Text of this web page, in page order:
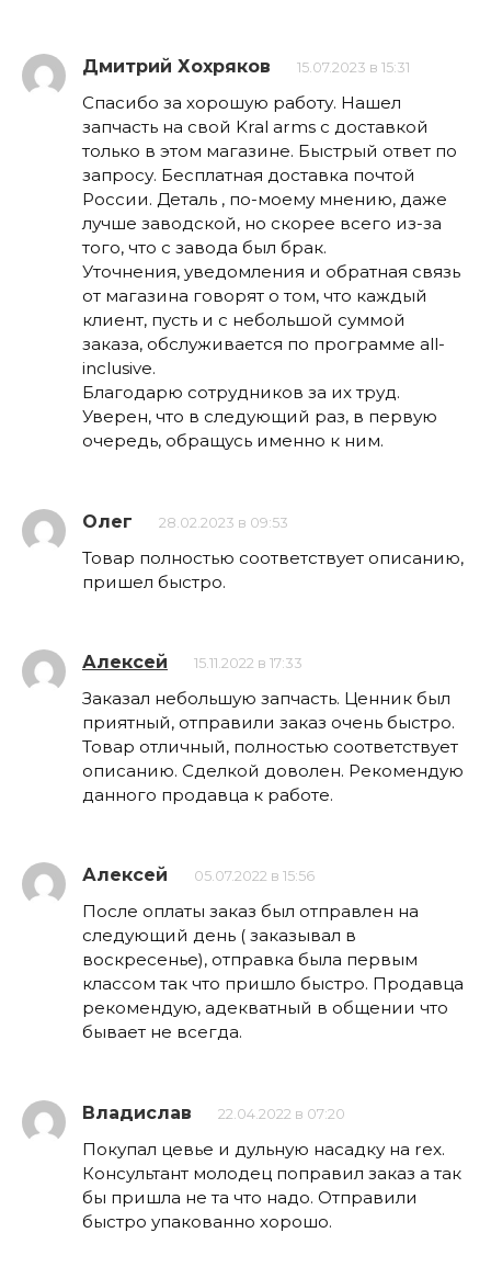
Дмитрий Хохряков 15.07.2023 в 15:31
Спасибо за хорошую работу. Нашел
запчасть на свой Kral arms с доставкой
только в этом магазине. Быстрый ответ по
запросу. Бесплатная доставка почтой
России. Деталь , по-моему мнению, даже
лучше заводской, но скорее всего из-за
того, что с завода был брак.
Уточнения, уведомления и обратная связь
от магазина говорят о том, что каждый
клиент, пусть и с небольшой суммой
заказа, обслуживается по программе all-
inclusive.
Благодарю сотрудников за их труд.
Уверен, что в следующий раз, в первую
очередь, обращусь именно к ним.
Олег 28.02.2023 в 09:53
Товар полностью соответствует описанию,
пришел быстро.
Алексей 15.11.2022 в 17:33
Заказал небольшую запчасть. Ценник был
приятный, отправили заказ очень быстро.
Товар отличный, полностью соответствует
описанию. Сделкой доволен. Рекомендую
данного продавца к работе.
Алексей 05.07.2022 в 15:56
После оплаты заказ был отправлен на
следующий день ( заказывал в
воскресенье), отправка была первым
классом так что пришло быстро. Продавца
рекомендую, адекватный в общении что
бывает не всегда.
Владислав 22.04.2022 в 07:20
Покупал цевье и дульную насадку на rex.
Консультант молодец поправил заказ а так
бы пришла не та что надо. Отправили
быстро упакованно хорошо.